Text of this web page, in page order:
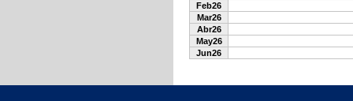
Feb26
Mar26
Abr26
May26
Jun26